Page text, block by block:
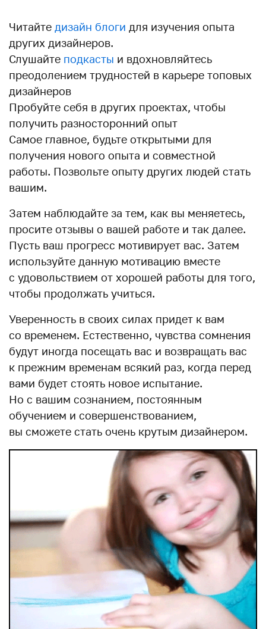
Читайте дизайн блоги для изучения опыта
других дизайнеров.
Слушайте подкасты и вдохновляйтесь
преодолением трудностей в карьере топовых
дизайнеров
Пробуйте себя в других проектах, чтобы
получить разносторонний опыт
Самое главное, будьте открытыми для
получения нового опыта и совместной
работы. Позвольте опыту других людей стать
вашим.
Затем наблюдайте за тем, как вы меняетесь,
просите отзывы о вашей работе и так далее.
Пусть ваш прогресс мотивирует вас. Затем
используйте данную мотивацию вместе
с удовольствием от хорошей работы для того,
чтобы продолжать учиться.
Уверенность в своих силах придет к вам
со временем. Естественно, чувства сомнения
будут иногда посещать вас и возвращать вас
к прежним временам всякий раз, когда перед
вами будет стоять новое испытание.
Но с вашим сознанием, постоянным
обучением и совершенствованием,
вы сможете стать очень крутым дизайнером.